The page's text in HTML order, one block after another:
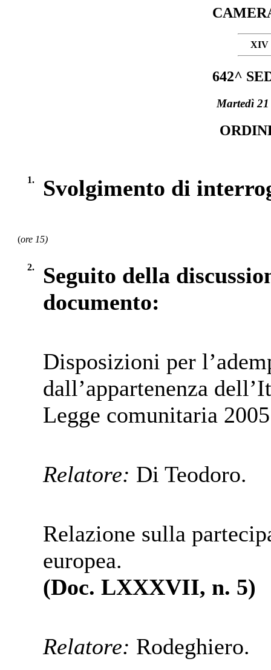
XIV
642^
Martedì
1. Svolgimento di
(ore 15)
2.
Seguito della
documento:
Disposizioni per
dall’appartenenza
Legge comunitaria
Relatore: Di Teodoro.
Relazione sulla
europea.
(Doc. LXXXVII, n. 5)
Relatore: Rodeghiero.